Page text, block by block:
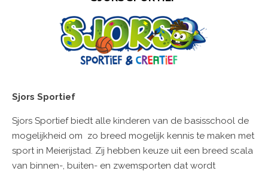
Sjors Sportief
Sjors Sportief biedt alle kinderen van de basisschool de
mogelijkheid om zo breed mogelijk kennis te maken met
sport in Meierijstad. Zij hebben keuze uit een breed scala
van binnen-, buiten- en zwemsporten dat wordt